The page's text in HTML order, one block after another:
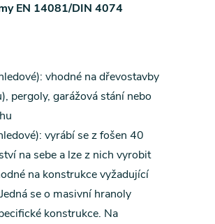
EN 14081/DIN 4074
vhodné na dřevostavby
pergoly, garážová stání nebo
vyrábí se z fošen 40
na sebe a lze z nich vyrobit
na konstrukce vyžadující
se o masivní hranoly
konstrukce. Na